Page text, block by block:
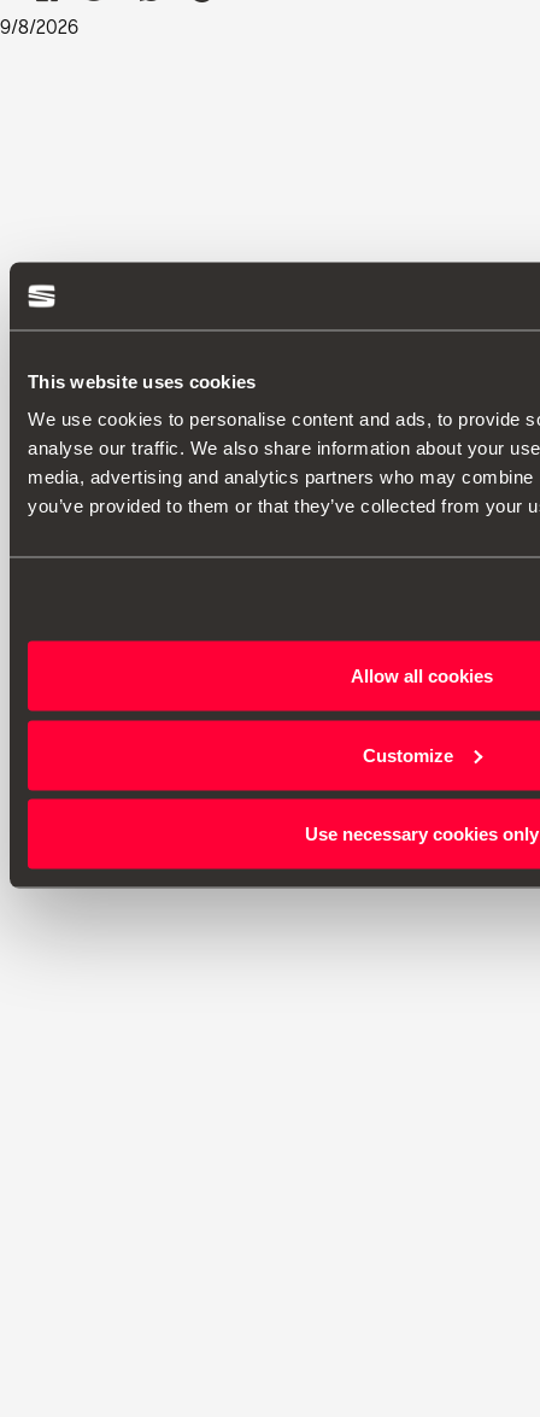
This website uses cookies
We use cookies to personalise content and ads, to provide
analyse our traffic. We also share information about your
media, advertising and analytics partners who may
you’ve provided to them or that they’ve collected from your
Allow all cookies
Customize
Use necessary cookies only
9/8/2026